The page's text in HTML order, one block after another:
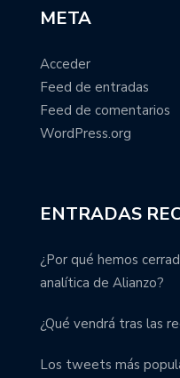
META
Acceder
Feed de entradas
Feed de comentarios
WordPress.org
ENTRADAS
¿Por qué hemos
analítica de Alianzo?
¿Qué vendrá tras las
Los tweets más